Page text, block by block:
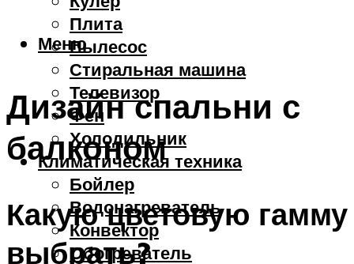
Плита
Пылесос
Стиральная машина
Телевизор
Фен
Холодильник
Климатическая техника
Бойлер
Водонагреватель
Конвектор
Обогреватель
Меню
Дизайн спальни с
балконом
Какую цветовую гамму
выбрать?